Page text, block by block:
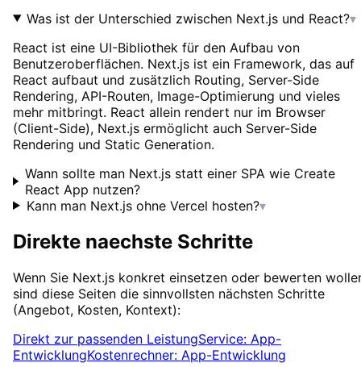
Was ist der Unterschied zwischen Next.js und React?▾
React ist eine UI-Bibliothek für den Aufbau von
Benutzeroberflächen. Next.js ist ein Framework, das auf
React aufbaut und zusätzlich Routing, Server-Side
Rendering, API-Routen, Image-Optimierung und vieles
mehr mitbringt. React allein rendert nur im Browser
(Client-Side), Next.js ermöglicht auch Server-Side
Rendering und Static Generation.
Wann sollte man Next.js statt einer SPA wie Create
React App nutzen?
Kann man Next.js ohne Vercel hosten?▾
Direkte naechste Schritte
Wenn Sie Next.js konkret einsetzen oder bewerten
sind diese Seiten die sinnvollsten nächsten Schritte
(Angebot, Kosten, Kontext):
Direkt zur passenden LeistungService: App-
EntwicklungKostenrechner: App-Entwicklung